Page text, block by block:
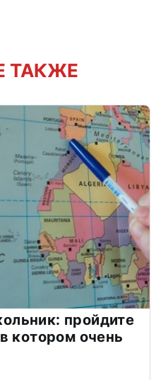
ТАКЖЕ
пройдите
котором очень